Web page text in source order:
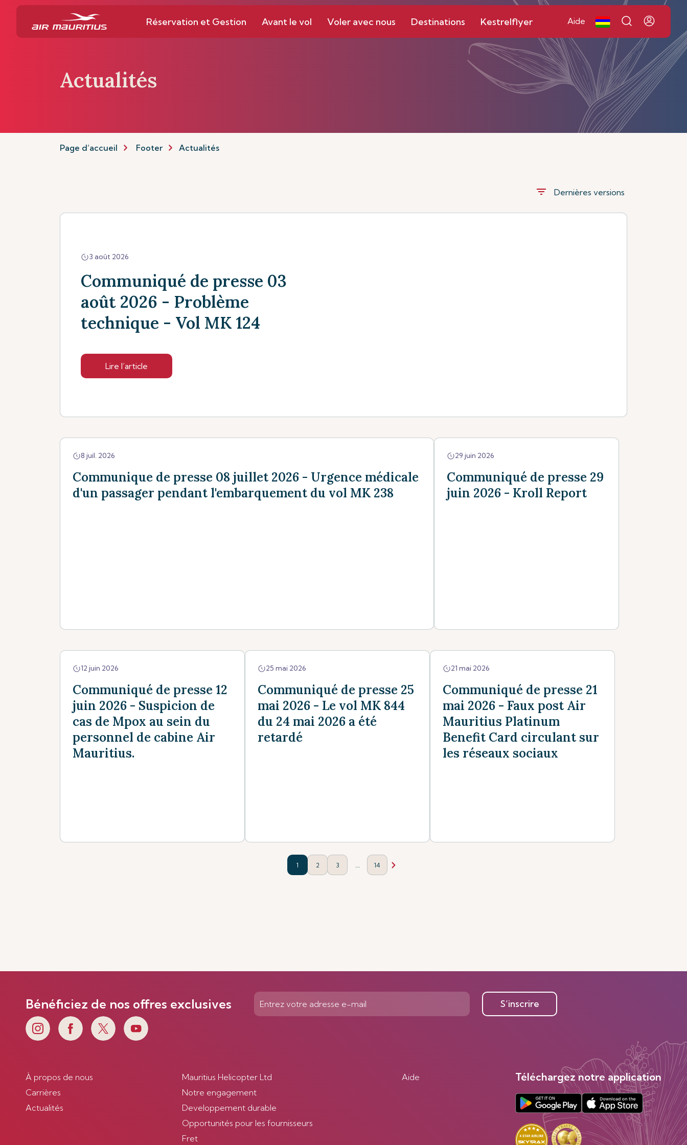
Réservation et Gestion Avant le vol Voler avec nous Destinations Kestrelflyer Aide
Actualités
Page d’accueil Footer Actualités
filter_list Dernières versions
3 août 2026
Communiqué de presse 03
août 2026 - Problème
technique - Vol MK 124
Lire l’article
8 juil. 2026
Communique de presse 08 juillet 2026 - Urgence médicale
d'un passager pendant l'embarquement du vol MK 238
29 juin 2026
Communiqué de presse 29
juin 2026 - Kroll Report
12 juin 2026
Communiqué de presse 12
juin 2026 - Suspicion de
cas de Mpox au sein du
personnel de cabine Air
Mauritius.
25 mai 2026
Communiqué de presse 25
mai 2026 - Le vol MK 844
du 24 mai 2026 a été
retardé
21 mai 2026
Communiqué de presse 21
mai 2026 - Faux post Air
Mauritius Platinum
Benefit Card circulant sur
les réseaux sociaux
1 2 3 14
Bénéficiez de nos offres exclusives S’inscrire
À propos de nous
Carrières
Actualités
Mauritius Helicopter Ltd
Notre engagement
Developpement durable
Opportunités pour les fournisseurs
Fret
Aide Téléchargez notre application